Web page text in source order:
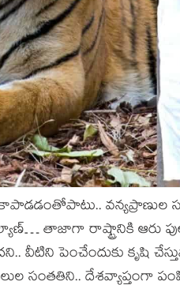
వన్య‌ప్రాణుల
తాజాగా రాష్ట్రానికి ఆరు
వీటిని పెంచేందుకు కృషి
సంత‌తిని.. దేశ‌వ్యాప్తంగా